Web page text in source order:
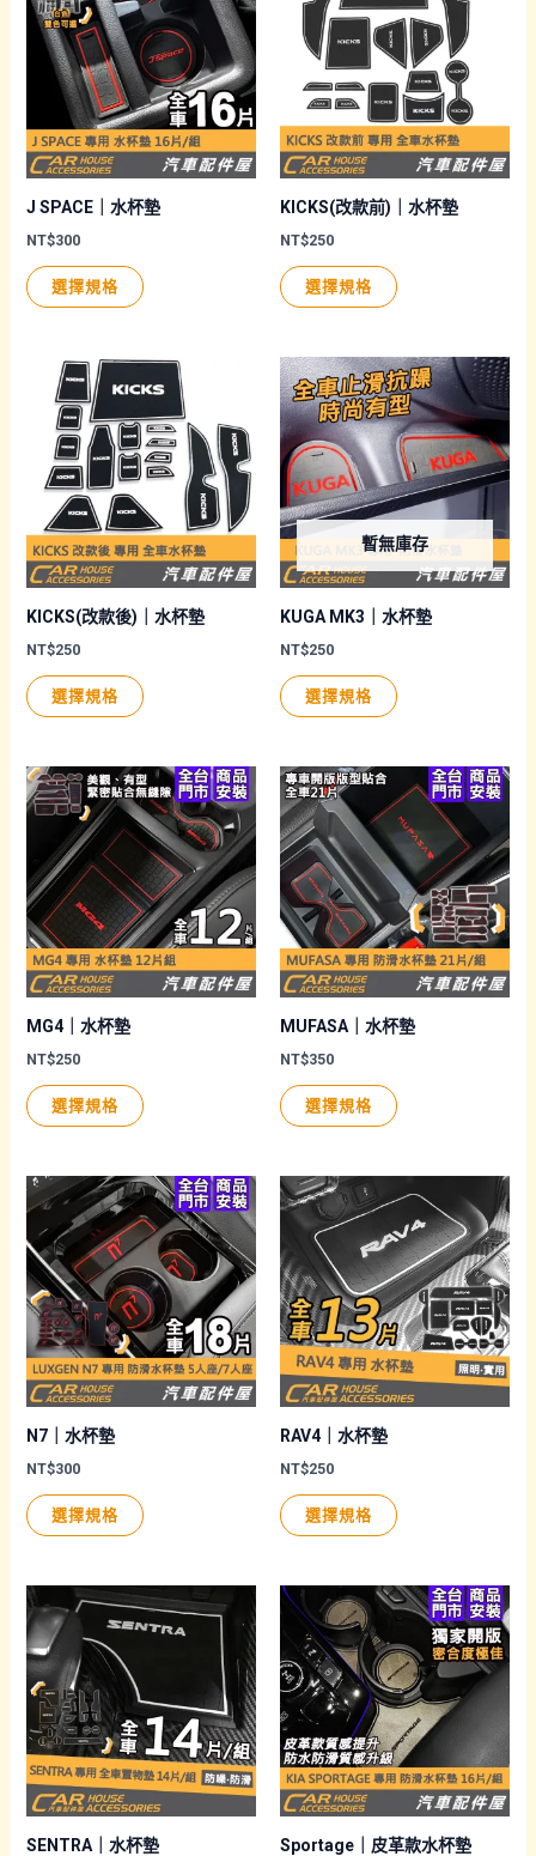
種
款
式。
可
在
產
品
選
選
項
J SPACE｜水杯墊
NT$300
選擇規格
此
產
有
多
種
款
可
在
產
品
選
選
項
KICKS(改款前)｜水杯墊
NT$250
選擇規格
有
多
種
款
式。
可
在
產
品
選
選
項
KICKS(改款後)｜水杯墊
NT$250
選擇規格
此
產
有
多
種
款
式。
可
在
產
選
選
項
暫無庫存
KUGA MK3｜水杯墊
NT$250
選擇規格
多
種
款
式。
可
在
產
品
選
選
MG4｜水杯墊
NT$250
選擇規格
此
產
有
多
種
款
式。
可
在
產
選
選
項
MUFASA｜水杯墊
NT$350
選擇規格
種
款
式。
可
在
產
選
選
N7｜水杯墊
NT$300
選擇規格
此
產
有
多
式。
可
在
產
品
RAV4｜水杯墊
NT$250
選擇規格
有
種
款
式。
可
在
產
品
SENTRA｜水杯墊 Sportage｜皮革款水杯墊